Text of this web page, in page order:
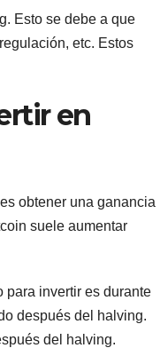
Esto se debe a que
etc. Estos
en
obtener una ganancia
suele aumentar
para invertir es durante
después del halving.
del halving.